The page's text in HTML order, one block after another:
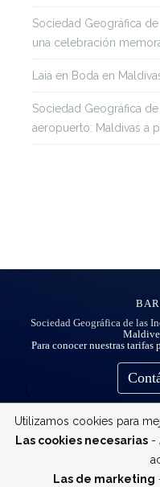
Sociedad Geográfica de
una celebración
Laia en Boda en
Sociedad Geográfica de
aeropuerto: Maldivas a
Sociedad Geográfica de las
Para conocer nuestras
Utilizamos cookies para
Las cookies necesarias-
Las de marketing